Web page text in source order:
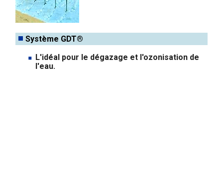
Système GDT®
L'idéal pour le dégazage et l'ozonisation de
l'eau.